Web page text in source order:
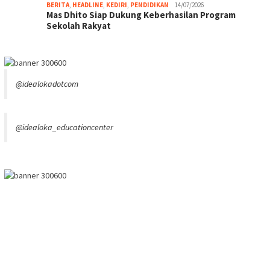
BERITA, HEADLINE, KEDIRI, PENDIDIKAN 14/07/2026
Mas Dhito Siap Dukung Keberhasilan Program
Sekolah Rakyat
@idealokadotcom
@idealoka_educationcenter